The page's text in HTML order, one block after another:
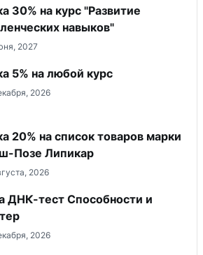
30% на курс "Развитие
навыков"
2027
5% на любой курс
2026
20% на список товаров марки
Позе Липикар
2026
ДНК-тест Способности и
2026